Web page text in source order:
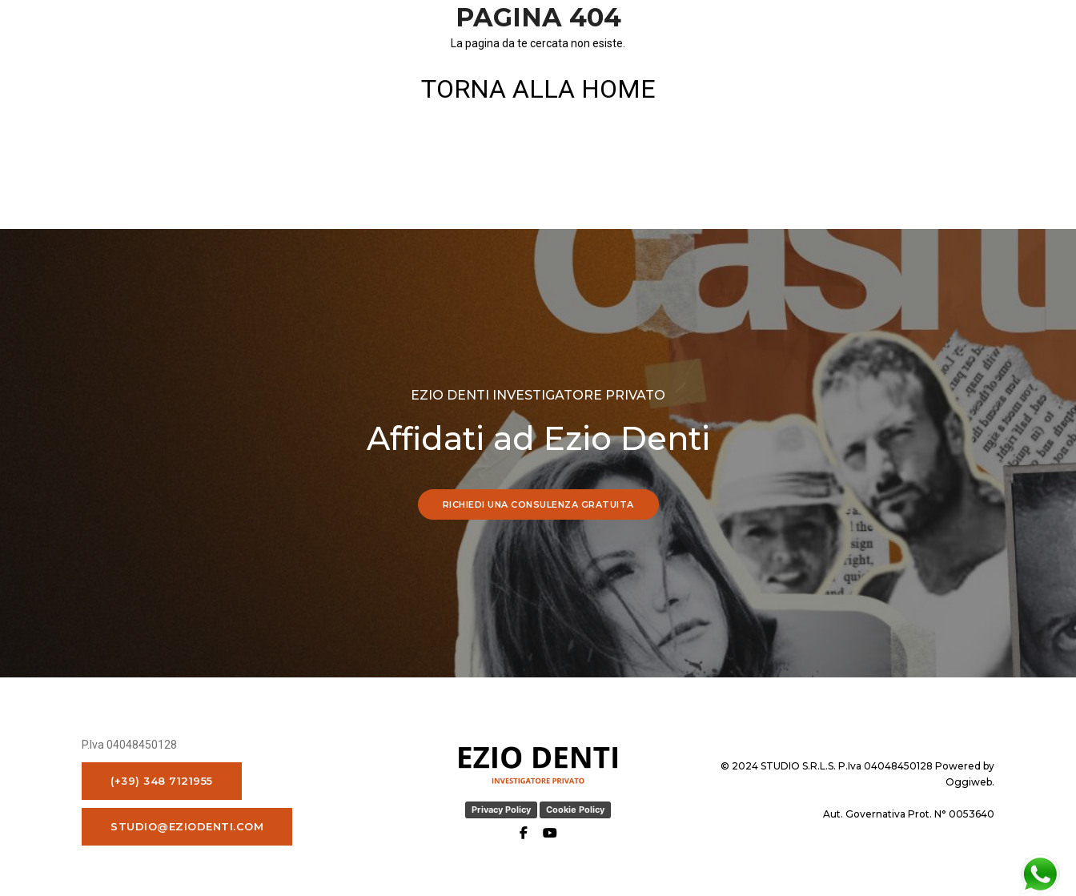
PAGINA 404
La pagina da te cercata non esiste.
TORNA ALLA HOME
EZIO DENTI INVESTIGATORE PRIVATO
Affidati ad Ezio Denti
RICHIEDI UNA CONSULENZA GRATUITA
P.Iva 04048450128
(+39) 348 7121955
STUDIO@EZIODENTI.COM
Privacy Policy Cookie Policy
© 2024 STUDIO S.R.L.S. P.Iva 04048450128 Powered by
Oggiweb.
Aut. Governativa Prot. N° 0053640